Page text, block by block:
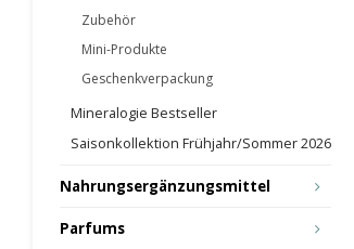
Zubehör
Mini-Produkte
Geschenkverpackung
Mineralogie Bestseller
Saisonkollektion Frühjahr/Sommer 2026
Nahrungsergänzungsmittel
Parfums